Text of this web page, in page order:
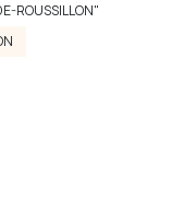
ROUSSILLON"